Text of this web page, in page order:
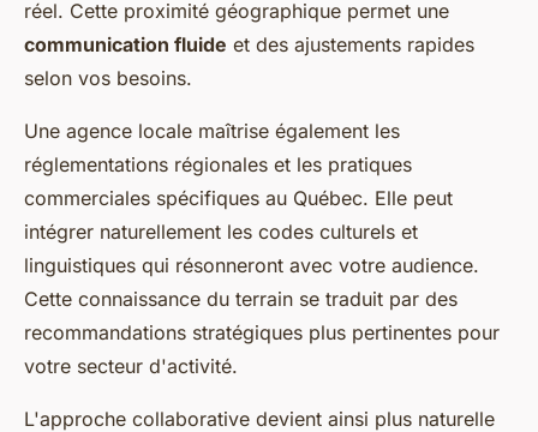
réel. Cette proximité géographique permet une
communication fluide et des ajustements rapides
selon vos besoins.
Une agence locale maîtrise également les
réglementations régionales et les pratiques
commerciales spécifiques au Québec. Elle peut
intégrer naturellement les codes culturels et
linguistiques qui résonneront avec votre audience.
Cette connaissance du terrain se traduit par des
recommandations stratégiques plus pertinentes pour
votre secteur d'activité.
L'approche collaborative devient ainsi plus naturelle